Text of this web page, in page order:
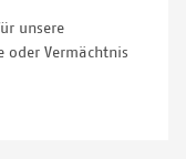
unsere
oder Vermächtnis